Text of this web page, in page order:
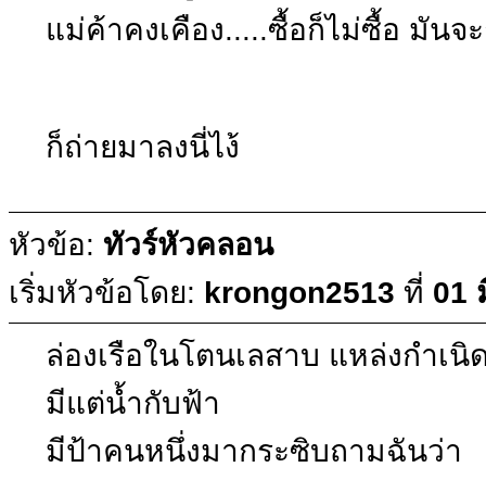
แม่ค้าคงเคือง.....ซื้อก็ไม่ซื้อ มันจ
ก็ถ่ายมาลงนี่ไง้
หัวข้อ: ทัวร์หัวคลอน
เริ่มหัวข้อโดย: krongon2513 ที่ 01
ล่องเรือในโตนเลสาบ แหล่งกำเ
มีแต่น้ำกับฟ้า
มีป้าคนหนึ่งมากระซิบถามฉันว่า